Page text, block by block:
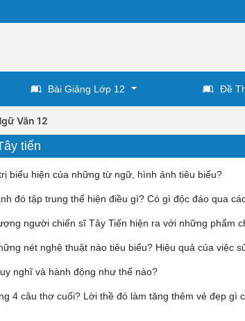
Bài Giảng Lớp 12 Đề
Văn 12
tiến
biểu hiện của những từ ngữ, hình ảnh tiêu biểu?
đó tập trung thể hiện điều gì? Có gì độc đáo qua
người chiến sĩ Tây Tiến hiện ra với những phẩm
nét nghệ thuật nào tiêu biểu? Hiệu quả của việc
nghĩ và hành động như thế nào?
4 câu thơ cuối? Lời thề đó làm tăng thêm vẻ đẹp gì